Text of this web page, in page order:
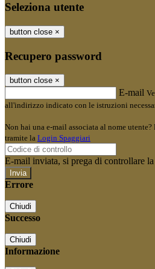
Seleziona utente
button close ×
Recupero password
button close ×
E-mail
all'indirizzo indicato con le istruzioni
Non hai una e-mail associata al nome
tramite la Login Spaggiari
E-mail inviata, si prega di controllare
Errore
Chiudi
Successo
Chiudi
Informazione